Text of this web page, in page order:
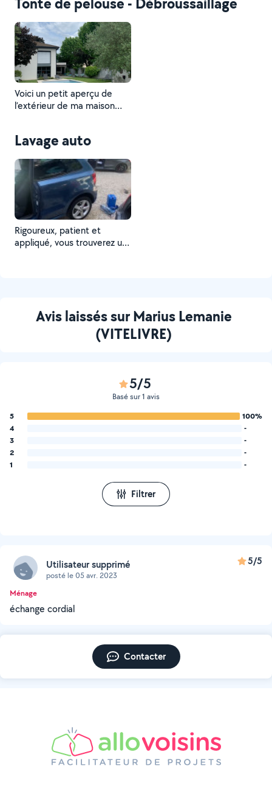
Voici un petit aperçu de
l’extérieur de ma maison
la piscine ( nettoyage
karsher
Lavage auto
Rigoureux, patient et
appliqué, vous trouverez un
Avis laissés sur Marius Lemanie
(VITELIVRE)
5/5
Basé sur 1 avis
5
100%
4
-
3
-
2
-
1
-
Filtrer
Utilisateur supprimé
posté le 05 avr. 2023
5/5
Ménage
échange cordial
Contacter